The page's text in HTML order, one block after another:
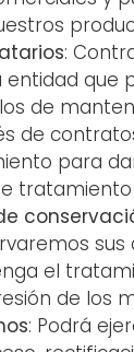
:
entidad que
de
de
para
tratamiento
el
de los
: Podrá